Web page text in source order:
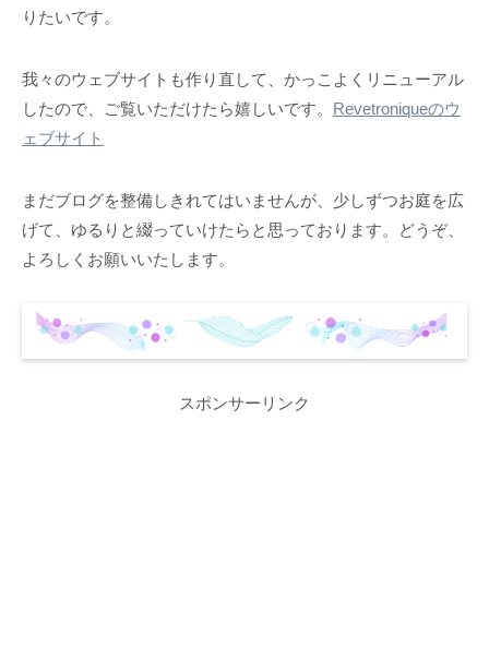
りたいです。
我々のウェブサイトも作り直して、かっこよくリニューアル
したので、ご覧いただけたら嬉しいです。 Revetroniqueのウ
ェブサイト
まだブログを整備しきれてはいませんが、少しずつお庭を広
げて、ゆるりと綴っていけたらと思っております。どうぞ、
よろしくお願いいたします。
スポンサーリンク